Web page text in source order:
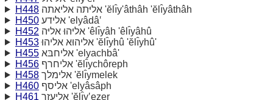
H448
אליּתה אליאתה 'ĕlı̂y'âthâh 'ĕlı̂yâthâh
H450
אלידע 'elyâdâ‛
H452
אליּהוּ אליּה 'êlı̂yâh 'êlı̂yâhû
H453
אליהוּא אליהוּ 'ĕlı̂yhû 'ĕlı̂yhû'
H455
אליחבּא 'elyachbâ'
H456
אליחרף 'ĕlı̂ychôreph
H458
אלימלך 'ĕlı̂ymelek
H460
אליסף 'elyâsâph
H461
אליעזר 'ĕlı̂y‛ezer